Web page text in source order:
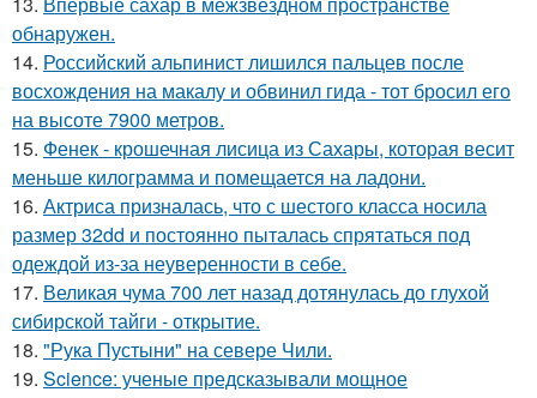
обнаружен.
14. Российский альпинист лишился пальцев после
восхождения на макалу и обвинил гида - тот бросил его
на высоте 7900 метров.
15. Фенек - крошечная лисица из Сахары, которая весит
меньше килограмма и помещается на ладони.
16. Актриса призналась, что с шестого класса носила
размер 32dd и постоянно пыталась спрятаться под
одеждой из-за неуверенности в себе.
17. Великая чума 700 лет назад дотянулась до глухой
сибирской тайги - открытие.
18. "Рука Пустыни" на севере Чили.
19. Science: ученые предсказывали мощное